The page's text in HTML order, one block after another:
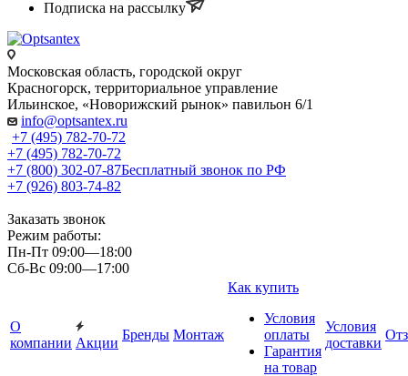
Подписка на рассылку
Московская область, городской округ
Красногорск, территориальное управление
Ильинское, «Новорижский рынок» павильон 6/1
info@optsantex.ru
+7 (495) 782-70-72
+7 (495) 782-70-72
+7 (800) 302-07-87Бесплатный звонок по РФ
+7 (926) 803-74-82
Заказать звонок
Режим работы:
Пн-Пт 09:00—18:00
Сб-Вс 09:00—17:00
О
компании Акции
Бренды Монтаж
Как купить
Условия
оплаты
Гарантия
на товар
Условия
доставки